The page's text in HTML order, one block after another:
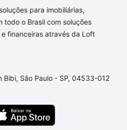
para imobiliárias,
todo o Brasil com soluções
financeiras através da Loft
Bibi, São Paulo - SP, 04533-012